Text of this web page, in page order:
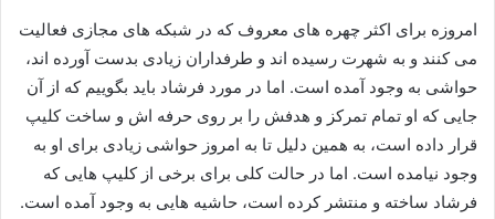
امروزه برای اکثر چهره های معروف که در شبکه های مجازی فعالیت
می‌ کنند و به شهرت رسیده اند و طرفداران زیادی بدست آورده اند،
حواشی به وجود آمده است. اما در مورد فرشاد باید بگوییم که از آن
جایی که او تمام تمرکز و هدفش را بر روی حرفه اش و ساخت کلیپ‌
قرار داده است، به همین دلیل تا به امروز حواشی زیادی برای او به
وجود نیامده است. اما در حالت کلی برای برخی از کلیپ هایی که
فرشاد ساخته و منتشر کرده است، حاشیه هایی به وجود آمده است.